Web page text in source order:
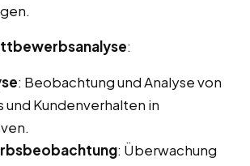
:
: Beobachtung und Analyse von
und Kundenverhalten in
: Überwachung